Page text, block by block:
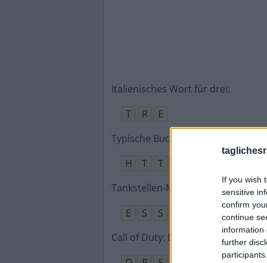
If you wish
sensitive
confirm
continue
information
further
Italienisches Wort für drei:
T
R
E
Typische Buchstabenkombination
H
T T
Tankstellen-Marke von
E
S S
Call of Duty: Black __, Ego-Shooter